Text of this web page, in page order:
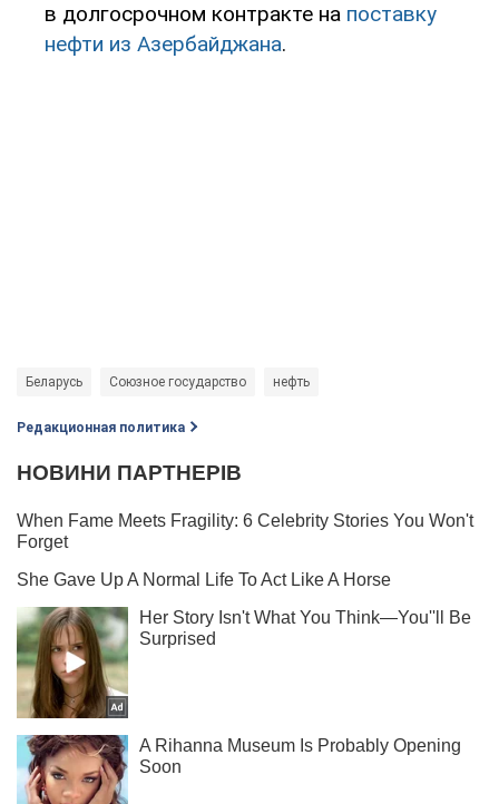
в долгосрочном контракте на поставку
нефти из Азербайджана.
Беларусь Союзное государство нефть
Редакционная политика